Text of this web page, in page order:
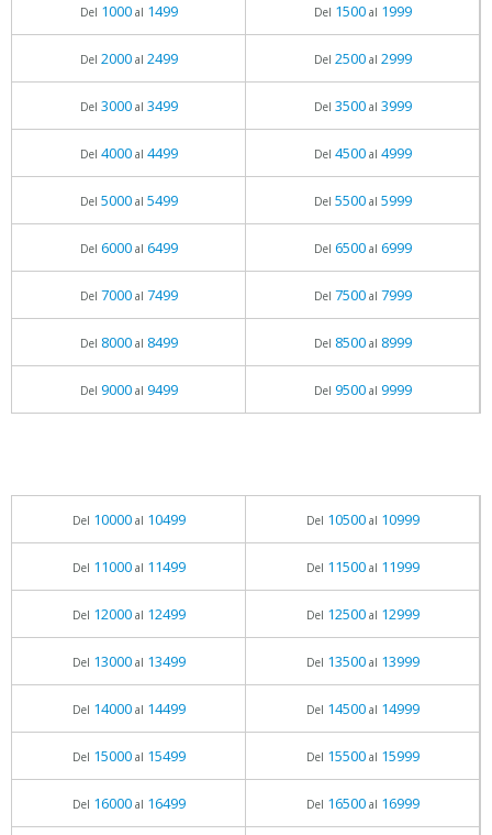
Del 1000al 1499 Del 1500al 1999
Del 2000al 2499 Del 2500al 2999
Del 3000al 3499 Del 3500al 3999
Del 4000al 4499 Del 4500al 4999
Del 5000al 5499 Del 5500al 5999
Del 6000al 6499 Del 6500al 6999
Del 7000al 7499 Del 7500al 7999
Del 8000al 8499 Del 8500al 8999
Del 9000al 9499 Del 9500al 9999
Del 10000al 10499 Del 10500al 10999
Del 11000al 11499 Del 11500al 11999
Del 12000al 12499 Del 12500al 12999
Del 13000al 13499 Del 13500al 13999
Del 14000al 14499 Del 14500al 14999
Del 15000al 15499 Del 15500al 15999
Del 16000al 16499 Del 16500al 16999